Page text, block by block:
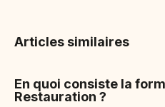
Articles similaires
En quoi consiste la
Restauration ?